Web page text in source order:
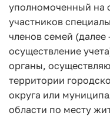
уполномоченный на
участников
членов семей
осуществление
органы,
территории
округа или
области по месту